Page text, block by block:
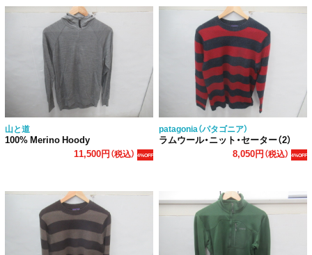
山と道
100% Merino Hoody
11,500円（税込） 4%OFF
patagonia（パタゴニア）
ラムウール・ニット・セーター（2）
8,050円（税込） 4%OFF